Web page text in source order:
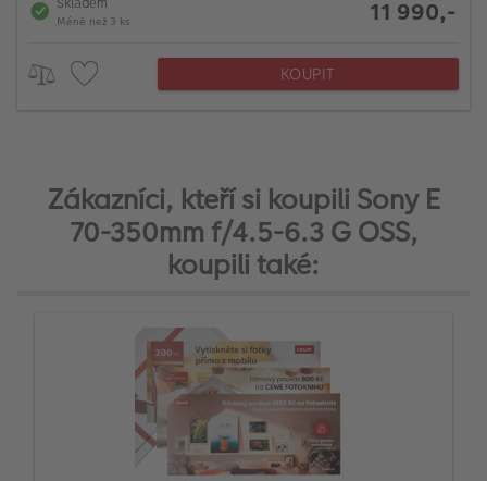
Méně než 3 ks 11 990,-
KOUPIT
Zákazníci, kteří si koupili Sony E
70-350mm f/4.5-6.3 G OSS,
koupili také: